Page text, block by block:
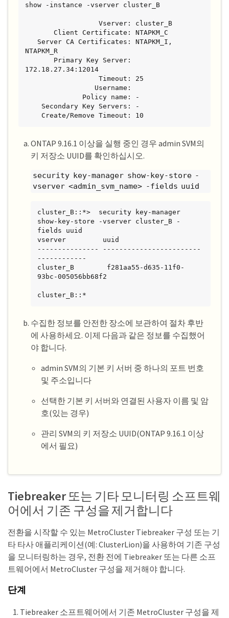
show -instance -vserver cluster_B
NTAPKM_R
172.18.27.34:12014
    Create/Remove Timeout: 10
ONTAP 9.16.1 이상을 실행 중인 경우 admin SVM의
키 저장소 UUID를 확인하십시오.
security key-manager show-key-store -
vserver <admin_svm_name> -fields uuid
cluster_B::*>  security key-manager
show-key-store -vserver cluster_B -
fields uuid
vserver         uuid
--------------- ------------------------
------------
cluster_B        f281aa55-d635-11f0-
93bc-005056bb68f2
cluster_B::*
수집한 정보를 안전한 장소에 보관하여 절차 후반
에 사용하세요. 이제 다음과 같은 정보를 수집했어
야 합니다.
admin SVM의 기본 키 서버 중 하나의 포트 번호
및 주소입니다
선택한 기본 키 서버와 연결된 사용자 이름 및 암
호(있는 경우)
관리 SVM의 키 저장소 UUID(ONTAP 9.16.1 이상
에서 필요)
Tiebreaker 또는 기타 모니터링 소프트웨
어에서 기존 구성을 제거합니다
전환을 시작할 수 있는 MetroCluster Tiebreaker 구성 또는 기
타 타사 애플리케이션(예: ClusterLion)을 사용하여 기존 구성
을 모니터링하는 경우, 전환 전에 Tiebreaker 또는 다른 소프
트웨어에서 MetroCluster 구성을 제거해야 합니다.
단계
Tiebreaker 소프트웨어에서 기존 MetroCluster 구성을 제